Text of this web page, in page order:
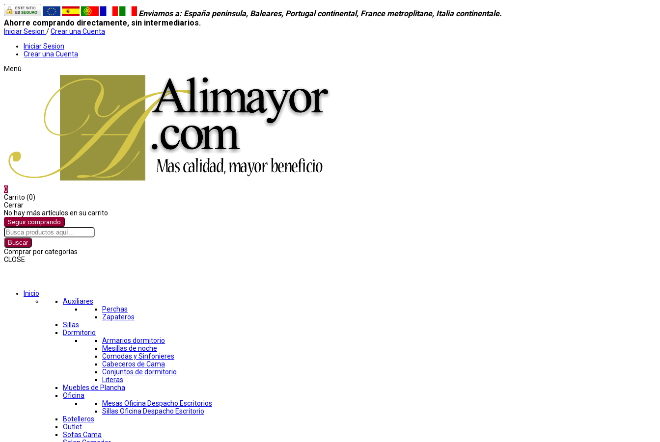
Enviamos a: España peninsula, Baleares, Portugal continental, France metroplitane, Italia continentale.
Ahorre comprando directamente, sin intermediarios.
Iniciar Sesion /Crear una Cuenta
Iniciar Sesion
Crear una Cuenta
Menú
0
Carrito (0)
Cerrar
No hay más artículos en su carrito
Seguir comprando
Buscar
Comprar por categorías
CLOSE
Inicio
Auxiliares
Perchas
Zapateros
Sillas
Dormitorio
Armarios dormitorio
Mesillas de noche
Comodas y Sinfonieres
Cabeceros de Cama
Conjuntos de dormitorio
Literas
Muebles de Plancha
Oficina
Mesas Oficina Despacho Escritorios
Sillas Oficina Despacho Escritorio
Botelleros
Outlet
Sofas Cama